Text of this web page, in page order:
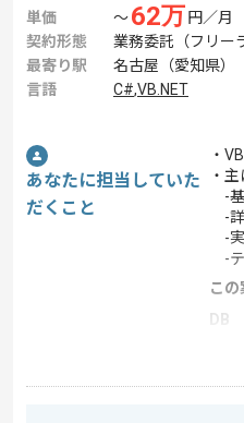
単価 〜62万 円／月
契約形態
業務委託（フリー
最寄り駅
名古屋（愛知県）
言語
C#,VB.NET
あなたに担当していた
だくこと
・
・
-基
-詳
-
-テ
こ
DB
この